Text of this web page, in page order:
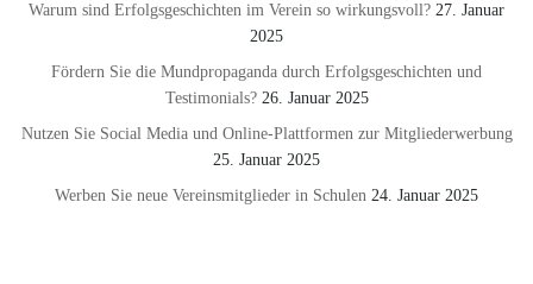
Warum sind Erfolgsgeschichten im Verein so wirkungsvoll? 27. Januar
2025
Fördern Sie die Mundpropaganda durch Erfolgsgeschichten und
Testimonials? 26. Januar 2025
Nutzen Sie Social Media und Online-Plattformen zur Mitgliederwerbung
25. Januar 2025
Werben Sie neue Vereinsmitglieder in Schulen 24. Januar 2025